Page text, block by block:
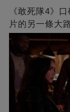
《敢死隊4》
片的另一條大